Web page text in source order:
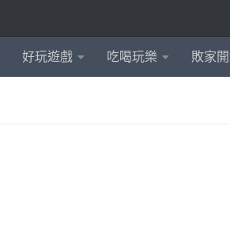
好玩遊戲 吃喝玩樂 敗家